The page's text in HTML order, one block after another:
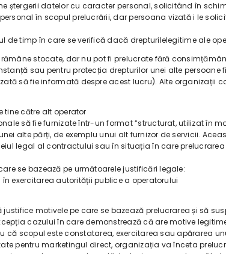
ștergerii datelor cu caracter personal, solicitând în
în scopul prelucrării, dar persoana vizată i le
de timp în care se verifică dacă drepturilelegitime ale
stocate, dar nu pot fi prelucrate fără
sau pentru protecția drepturilor unei alte
să fie informată despre acest lucru). Alte organizații
tine către alt operator
să fie furnizate într-un format “structurat, utilizat în
alte părți, de exemplu unui alt furnizor de servicii.
legal al contractului sau în situația în care
se bazează pe următoarele justificări legale:
exercitarea autorității publice a operatorului
motivele pe care se bazează prelucrarea și să
cazului în care demonstrează că are motive
că scopul este constatarea, exercitarea sau apărarea
pentru marketingul direct, organizația va înceta